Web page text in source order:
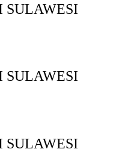
SULAWESI
SULAWESI
SULAWESI